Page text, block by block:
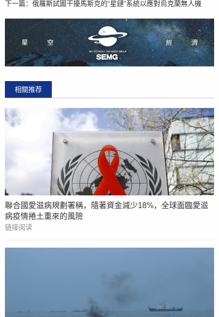
下一篇： 俄羅斯試圖干擾馬斯克的“星鏈”系統以應對烏克蘭無人機
相關推荐
聯合國愛滋病規劃署稱，隨著資金減少18%，全球面臨愛滋
病疫情捲土重來的風險
链接阅读